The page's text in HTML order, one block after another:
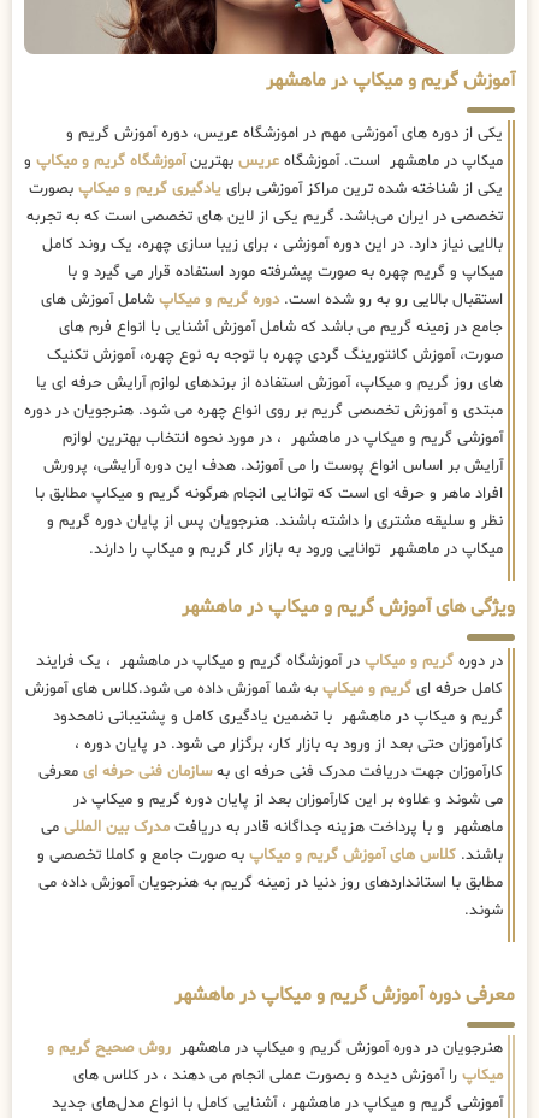
آموزش گریم و میکاپ در ماهشهر
یکی از دوره های آموزشی مهم در اموزشگاه عریس، دوره آموزش گریم و
میکاپ در ماهشهر است. آموزشگاه عریس بهترینآموزشگاه گریم و میکاپ و
یکی از شناخته شده ترین مراکز آموزشی برای یادگیری گریم و میکاپ بصورت
تخصصی در ایران می‌باشد. گریم یکی از لاین های تخصصی است که به تجربه
بالایی نیاز دارد. در این دوره آموزشی ، برای زیبا سازی چهره، یک روند کامل
میکاپ و گریم چهره به صورت پیشرفته مورد استفاده قرار می گیرد و با
استقبال بالایی رو به رو شده است.دوره گریم و میکاپ شامل آموزش های
جامع در زمینه گریم می باشد که شامل آموزش آشنایی با انواع فرم های
صورت، آموزش کانتورینگ گردی چهره با توجه به نوع چهره، آموزش تکنیک
های روز گریم و میکاپ، آموزش استفاده از برندهای لوازم آرایش حرفه ای یا
مبتدی و آموزش تخصصی گریم بر روی انواع چهره می شود. هنرجویان در دوره
آموزشی گریم و میکاپ در ماهشهر ، در مورد نحوه انتخاب بهترین لوازم
آرایش بر اساس انواع پوست را می آموزند. هدف این دوره آرایشی، پرورش
افراد ماهر و حرفه ای است که توانایی انجام هرگونه گریم و میکاپ مطابق با
نظر و سلیقه مشتری را داشته باشند. هنرجویان پس از پایان دوره گریم و
میکاپ در ماهشهر توانایی ورود به بازار کار گریم و میکاپ را دارند.
ویژگی های آموزش گریم و میکاپ در ماهشهر
در دوره گریم و میکاپ در آموزشگاه گریم و میکاپ در ماهشهر ، یک فرایند
کامل حرفه ای گریم و میکاپ به شما آموزش داده می شود.کلاس های آموزش
گریم و میکاپ در ماهشهر با تضمین یادگیری کامل و پشتیبانی نامحدود
کارآموزان حتی بعد از ورود به بازار کار، برگزار می شود. در پایان دوره ،
کارآموزان جهت دریافت مدرک فنی حرفه ای بهسازمان فنی حرفه ای معرفی
می شوند و علاوه بر این کارآموزان بعد از پایان دوره گریم و میکاپ در
ماهشهر و با پرداخت هزینه جداگانه قادر به دریافت مدرک بین المللی می
باشند. کلاس های آموزش گریم و میکاپ به صورت جامع و کاملا تخصصی و
مطابق با استانداردهای روز دنیا در زمینه گریم به هنرجویان آموزش داده می
شوند.
معرفی دوره آموزش گریم و میکاپ در ماهشهر
هنرجویان در دوره آموزش گریم و میکاپ در ماهشهر روش صحیح گریم و
میکاپ را آموزش دیده و بصورت عملی انجام می دهند ، در کلاس های
آموزشی گریم و میکاپ در ماهشهر ، آشنایی کامل با انواع مدل‌های جدید